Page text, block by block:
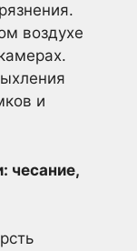
воздухе
и
чесание,